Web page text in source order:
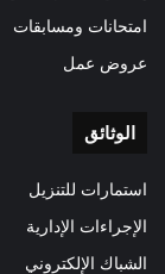
امتحانات ومسابقات
عروض عمل
الوثائق
استمارات للتنزيل
الإجراءات الإدارية
الشباك الإلكتروني